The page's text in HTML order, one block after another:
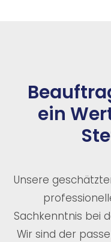
ein
Unsere
Sachkenntnis bei
Wir sind der